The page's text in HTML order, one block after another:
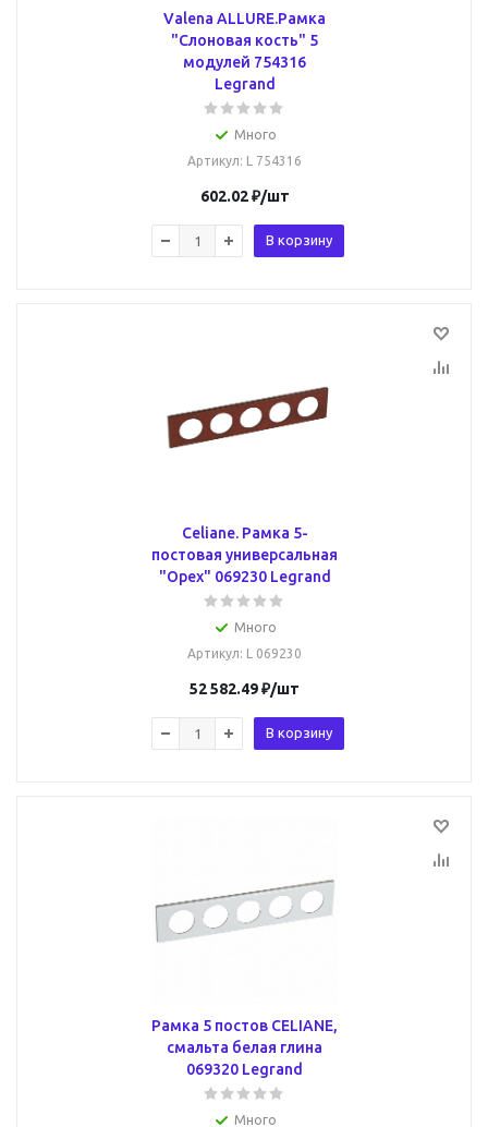
Valena ALLURE.Рамка
"Слоновая кость" 5
модулей 754316
Legrand
Много
Артикул: L 754316
602.02₽/шт
В корзину
Celiane. Рамка 5-
постовая универсальная
"Орех" 069230 Legrand
Много
Артикул: L 069230
52 582.49₽/шт
В корзину
Рамка 5 постов CELIANE,
смальта белая глина
069320 Legrand
Много